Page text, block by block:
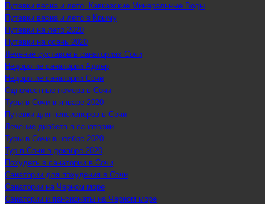
Путевки весна и лето. Кавказские Минеральные Воды
Путевки весна и лето в Крыму
Путевки на лето 2020
Путевки на осень 2020
Лечение суставов в санаториях Сочи
Недорогие санатории Адлер
Недорогие санатории Сочи
Одноместные номера в Сочи
Туры в Сочи в январе 2020
Путевки для пенсионеров в Сочи
Лечение диабета в санатории
Туры в Сочи в ноябре 2020
Тур в Сочи в декабре 2020
Похудеть в санатории в Сочи
Санатории для похудения в Сочи
Санатории на Черном море
Санатории и пансионаты на Черном море